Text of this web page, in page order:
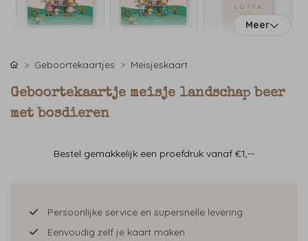
Meer
Geboortekaartjes Meisjeskaart
Geboortekaartje meisje landschap beer
met bosdieren
Bestel gemakkelijk een proefdruk vanaf €1,--
Persoonlijke service en supersnelle levering
Eenvoudig zelf je kaart maken